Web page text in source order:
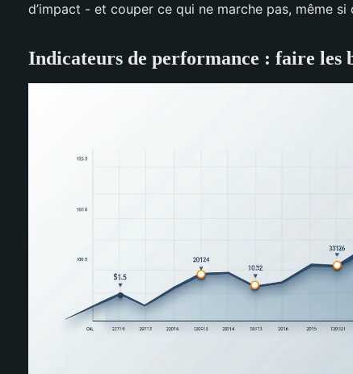
d’impact - et couper ce qui ne marche pas, même si
Indicateurs de performance : faire les